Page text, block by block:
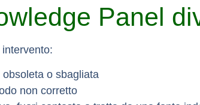
Panel
obsoleta o sbagliata
non corretto